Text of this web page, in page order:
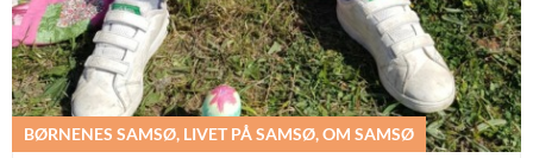
BØRNENES SAMSØ, LIVET PÅ SAMSØ, OM SAMSØ